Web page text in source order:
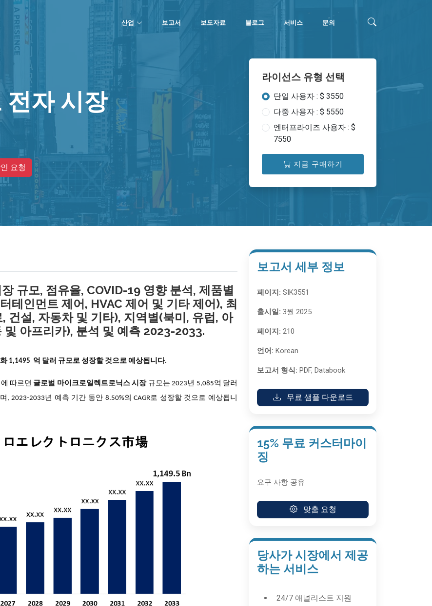
산업 보고서 보도자료 블로그 서비스 문의
전자 시장
요청
라이선스 유형 선택
단일 사용자 : $ 3550
다중 사용자 : $ 5550
엔터프라이즈 사용자 : $
7550
지금 구매하기
규모, 점유율, COVID-19 영향 분석, 제품별
테인먼트 제어, HVAC 제어 및 기타 제어), 최
건설, 자동차 및 기타), 지역별(북미, 유럽, 아
아프리카), 분석 및 예측 2023-2033.
1,1495 억 달러 규모로 성장할 것으로 예상됩니다.
따르면 글로벌 마이크로일렉트로닉스 시장규모는 2023년 5,085억 달러
2023-2033년 예측 기간 동안 8.50%의 CAGR로 성장할 것으로 예상됩니
보고서 세부 정보
페이지: SIK3551
출시일: 3월 2025
페이지: 210
언어: Korean
보고서 형식: PDF, Databook
무료 샘플 다운로드
15% 무료 커스터마이
징
요구 사항 공유
맞춤 요청
당사가 시장에서 제공
하는 서비스
24/7 애널리스트 지원